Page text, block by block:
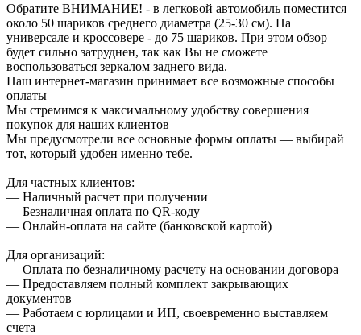
Обратите ВНИМАНИЕ! - в легковой автомобиль поместится
около 50 шариков среднего диаметра (25-30 см). На
универсале и кроссовере - до 75 шариков. При этом обзор
будет сильно затруднен, так как Вы не сможете
воспользоваться зеркалом заднего вида.
Наш интернет-магазин принимает все возможные способы
оплаты
Мы стремимся к максимальному удобству совершения
покупок для наших клиентов
Мы предусмотрели все основные формы оплаты — выбирай
тот, который удобен именно тебе.
Для частных клиентов:
— Наличный расчет при получении
— Безналичная оплата по QR-коду
— Онлайн-оплата на сайте (банковской картой)
Для организаций:
— Оплата по безналичному расчету на основании договора
— Предоставляем полный комплект закрывающих
документов
— Работаем с юрлицами и ИП, своевременно выставляем
счета